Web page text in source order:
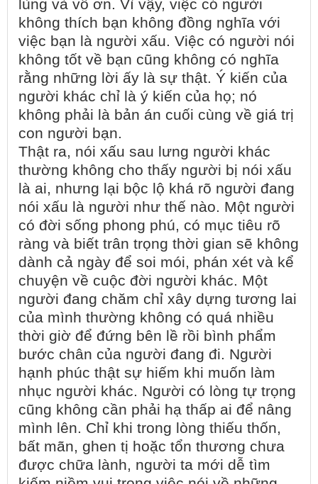
lùng và vô ơn. Vì vậy, việc có người
không thích bạn không đồng nghĩa với
việc bạn là người xấu. Việc có người nói
không tốt về bạn cũng không có nghĩa
rằng những lời ấy là sự thật. Ý kiến của
người khác chỉ là ý kiến của họ; nó
không phải là bản án cuối cùng về giá trị
con người bạn.
Thật ra, nói xấu sau lưng người khác
thường không cho thấy người bị nói xấu
là ai, nhưng lại bộc lộ khá rõ người đang
nói xấu là người như thế nào. Một người
có đời sống phong phú, có mục tiêu rõ
ràng và biết trân trọng thời gian sẽ không
dành cả ngày để soi mói, phán xét và kể
chuyện về cuộc đời người khác. Một
người đang chăm chỉ xây dựng tương lai
của mình thường không có quá nhiều
thời giờ để đứng bên lề rồi bình phẩm
bước chân của người đang đi. Người
hạnh phúc thật sự hiếm khi muốn làm
nhục người khác. Người có lòng tự trọng
cũng không cần phải hạ thấp ai để nâng
mình lên. Chỉ khi trong lòng thiếu thốn,
bất mãn, ghen tị hoặc tổn thương chưa
được chữa lành, người ta mới dễ tìm